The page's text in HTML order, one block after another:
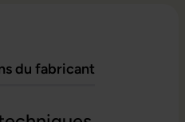
du fabricant